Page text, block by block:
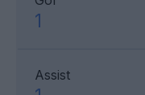
1
Assist